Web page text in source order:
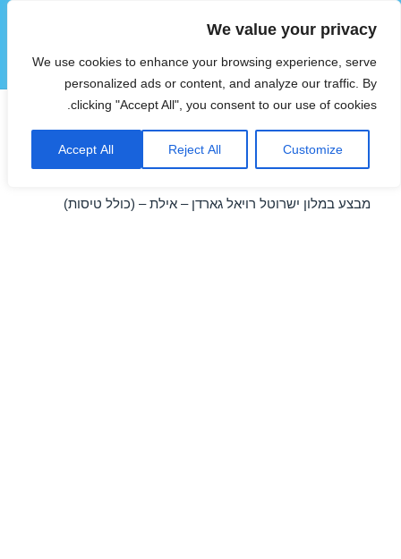
We value your privacy
We use cookies to enhance your browsing experience, serve
personalized ads or content, and analyze our traffic. By
clicking "Accept All", you consent to our use of cookies.
Customize
Reject All
Accept All
הוטצימר
תפריטים
ווידג'טים
חופשה במלון ישרוטל רויאל
גארדן – אילת 13/04/2018
מבצע במלון ישרוטל רויאל גארדן – אילת – (כולל טיסות)